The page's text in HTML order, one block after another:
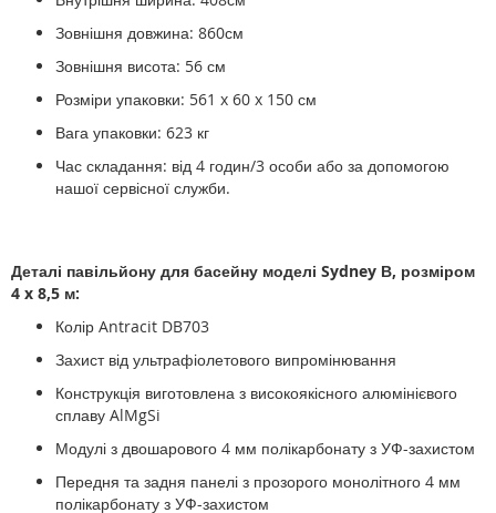
Зовнішня довжина: 860см
Зовнішня висота: 56 см
Розміри упаковки: 561 x 60 x 150 см
Вага упаковки: 623 кг
Час складання: від 4 годин/3 особи або за допомогою
нашої сервісної служби.
Деталі павільйону для басейну моделі Sydney В, розміром
4 x 8,5 м:
Колір Antracit DB703
Захист від ультрафіолетового випромінювання
Конструкція виготовлена ​​з високоякісного алюмінієвого
сплаву AlMgSi
Модулі з двошарового 4 мм полікарбонату з УФ-захистом
Передня та задня панелі з прозорого монолітного 4 мм
полікарбонату з УФ-захистом